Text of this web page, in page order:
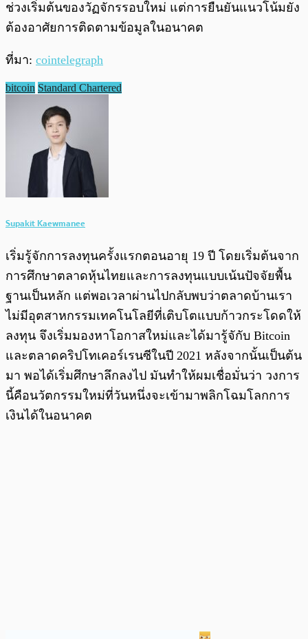
ช่วงเริ่มต้นของวัฏจักรรอบใหม่ แต่การยืนยันแนวโน้มยัง
ต้องอาศัยการติดตามข้อมูลในอนาคต
ที่มา: cointelegraph
bitcoin Standard Chartered
Supakit Kaewmanee
เริ่มรู้จักการลงทุนครั้งแรกตอนอายุ 19 ปี โดยเริ่มต้นจาก
การศึกษาตลาดหุ้นไทยและการลงทุนแบบเน้นปัจจัยพื้น
ฐานเป็นหลัก แต่พอเวลาผ่านไปกลับพบว่าตลาดบ้านเรา
ไม่มีอุตสาหกรรมเทคโนโลยีที่เติบโตแบบก้าวกระโดดให้
ลงทุน จึงเริ่มมองหาโอกาสใหม่และได้มารู้จักับ Bitcoin
และตลาดคริปโทเคอร์เรนซีในปี 2021 หลังจากนั้นเป็นต้น
มา พอได้เริ่มศึกษาลึกลงไป มันทำให้ผมเชื่อมั่นว่า วงการ
นี้คือนวัตกรรมใหม่ที่วันหนึ่งจะเข้ามาพลิกโฉมโลกการ
เงินได้ในอนาคต